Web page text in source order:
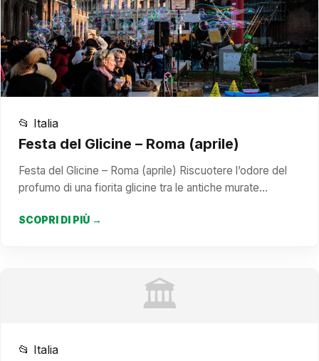
📂 Italia
Festa del Glicine – Roma (aprile)
Festa del Glicine – Roma (aprile) Riscuotere l’odore del
profumo di una fiorita glicine tra le antiche murate…
SCOPRI DI PIÙ →
🏛️
📂 Italia